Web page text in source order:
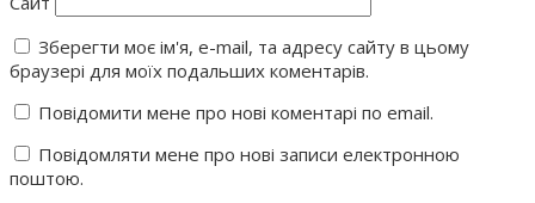
Зберегти моє ім'я, e-mail, та адресу сайту в цьому
браузері для моїх подальших коментарів.
Повідомити мене про нові коментарі по email.
Повідомляти мене про нові записи електронною
поштою.